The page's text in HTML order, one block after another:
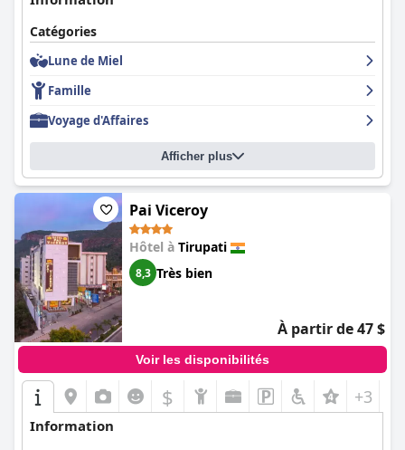
exceptionnel fourni par le personnel et l'environnement familial
renforcent encore son attrait.
Catégories
Lune de Miel
Famille
Voyage d'Affaires
Afficher plus
Pai Viceroy
Hôtel à Tirupati
8,3 Très bien
À partir de 47 $
Voir les disponibilités
$ +3
Information